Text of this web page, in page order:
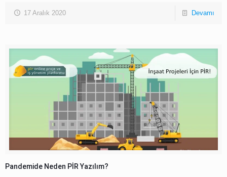
17 Aralık 2020 Devamı
Pandemide Neden PİR Yazılım?